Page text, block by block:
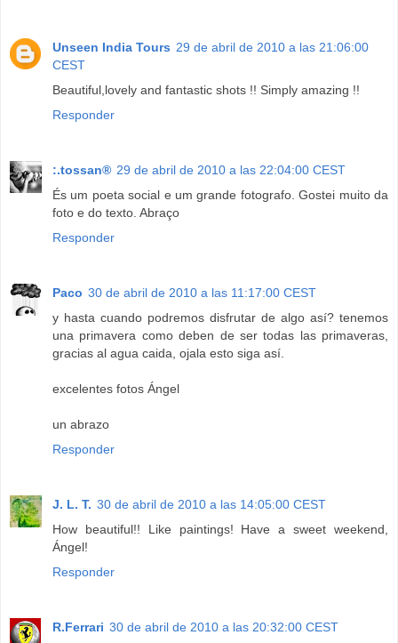
Unseen India Tours 29 de abril de 2010 a las 21:06:00
CEST
Beautiful,lovely and fantastic shots !! Simply amazing !!
Responder
:.tossan® 29 de abril de 2010 a las 22:04:00 CEST
És um poeta social e um grande fotografo. Gostei muito da
foto e do texto. Abraço
Responder
Paco 30 de abril de 2010 a las 11:17:00 CEST
y hasta cuando podremos disfrutar de algo así? tenemos
una primavera como deben de ser todas las primaveras,
gracias al agua caida, ojala esto siga así.
excelentes fotos Ángel
un abrazo
Responder
J. L. T. 30 de abril de 2010 a las 14:05:00 CEST
How beautiful!! Like paintings! Have a sweet weekend,
Ángel!
Responder
R.Ferrari 30 de abril de 2010 a las 20:32:00 CEST